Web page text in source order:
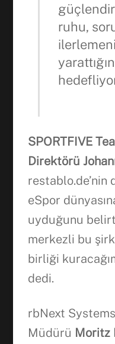
ruhu,
SPORTFIVE
Direktörü
restablo.de’nin
eSpor
uyduğunu
merkezli bu
birliği
dedi.
rbNext
Müdürü Moritz